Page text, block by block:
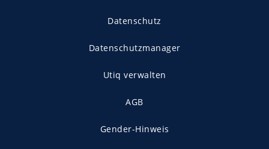
Datenschutz
Datenschutzmanager
Utiq verwalten
AGB
Gender-Hinweis